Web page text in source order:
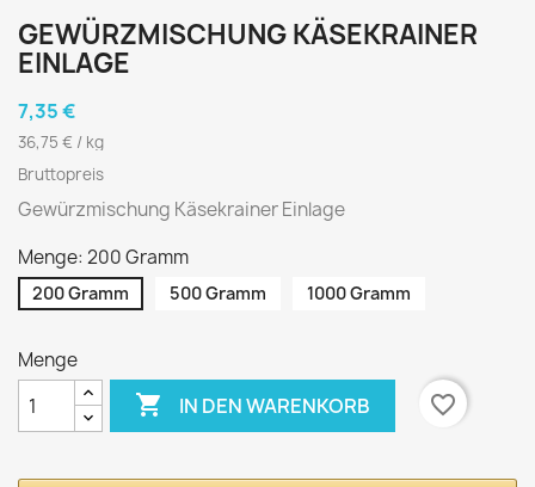
GEWÜRZMISCHUNG KÄSEKRAINER
EINLAGE
7,35 €
36,75 € / kg
Bruttopreis
Gewürzmischung Käsekrainer Einlage
Menge: 200 Gramm
200 Gramm 500 Gramm 1000 Gramm
Menge
 IN DEN WARENKORB favorite_border